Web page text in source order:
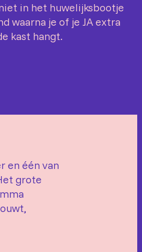
in het huwelijksbootje
waarna je of je JA extra
kast hangt.
en één van
grote